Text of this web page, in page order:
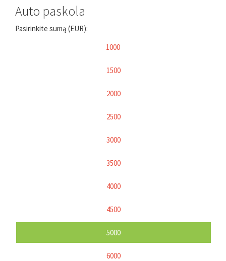
Auto paskola
Pasirinkite sumą (EUR):
1000
1500
2000
2500
3000
3500
4000
4500
5000
6000